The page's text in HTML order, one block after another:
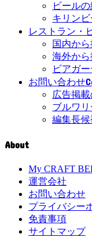
ビールの
キリン
レストラン・
国内か
海外から
ビアガ
お問い合わせ
広告掲
ブルワ
編集長
About
My CRAFT
運営会社
お問い合わせ
プライバシー
免責事項
サイトマップ